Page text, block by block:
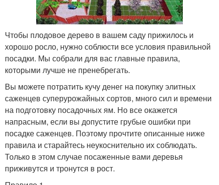
Чтобы плодовое дерево в вашем саду прижилось и
хорошо росло, нужно соблюсти все условия правильной
посадки. Мы собрали для вас главные правила,
которыми лучше не пренебрегать.
Вы можете потратить кучу денег на покупку элитных
саженцев суперурожайных сортов, много сил и времени
на подготовку посадочных ям. Но все окажется
напрасным, если вы допустите грубые ошибки при
посадке саженцев. Поэтому прочтите описанные ниже
правила и старайтесь неукоснительно их соблюдать.
Только в этом случае посаженные вами деревья
приживутся и тронутся в рост.